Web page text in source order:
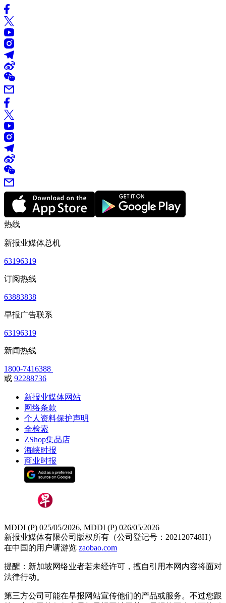
热线
新报业媒体总机
63196319
订阅热线
63883838
早报广告联系
63196319
新闻热线
1800-7416388
或 92288736
新报业媒体网站
网络条款
个人资料保护声明
全检索
ZShop集品店
海峡时报
商业时报
MDDI (P) 025/05/2026, MDDI (P) 026/05/2026
新报业媒体有限公司版权所有（公司登记号：202120748H）
在中国的用户请游览 zaobao.com
提醒：新加坡网络业者若未经许可，擅自引用本网内容将面对
法律行动。
第三方公司可能在早报网站宣传他们的产品或服务。不过您跟